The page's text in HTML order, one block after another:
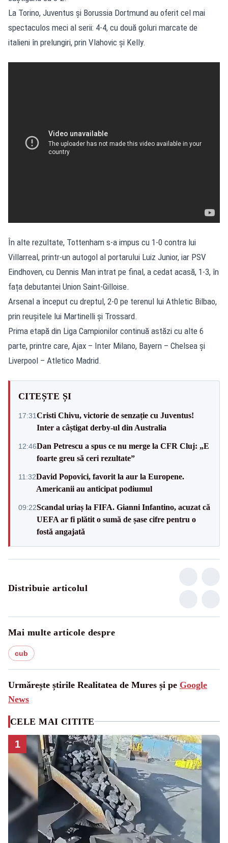
La Torino, Juventus și Borussia Dortmund au oferit cel mai
spectaculos meci al serii: 4-4, cu două goluri marcate de
italieni în prelungiri, prin Vlahovic și Kelly.
În alte rezultate, Tottenham s-a impus cu 1-0 contra lui
Villarreal, printr-un autogol al portarului Luiz Junior, iar PSV
Eindhoven, cu Dennis Man intrat pe final, a cedat acasă, 1-3, în
fața debutantei Union Saint-Gilloise.
Arsenal a început cu dreptul, 2-0 pe terenul lui Athletic Bilbao,
prin reușitele lui Martinelli și Trossard.
Prima etapă din Liga Campionilor continuă astăzi cu alte 6
parte, printre care, Ajax – Inter Milano, Bayern – Chelsea și
Liverpool – Atletico Madrid.
CITEȘTE ȘI
17:31Cristi Chivu, victorie de senzație cu Juventus!
Inter a câștigat derby-ul din Australia
12:46Dan Petrescu a spus ce nu merge la CFR Cluj: „E
foarte greu să ceri rezultate”
11:32David Popovici, favorit la aur la Europene.
Americanii au anticipat podiumul
09:22Scandal uriaș la FIFA. Gianni Infantino, acuzat că
UEFA ar fi plătit o sumă de șase cifre pentru o
fostă angajată
Distribuie articolul
Mai multe articole despre
cub
Urmărește știrile Realitatea de Mures și pe Google
News
CELE MAI CITITE
1